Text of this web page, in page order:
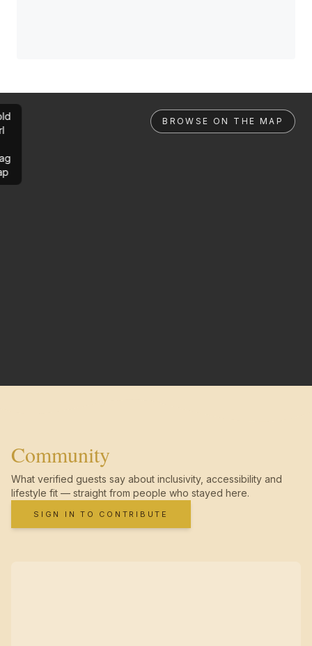
BROWSE ON THE MAP
Community
What verified guests say about inclusivity, accessibility and
lifestyle fit — straight from people who stayed here.
SIGN IN TO CONTRIBUTE